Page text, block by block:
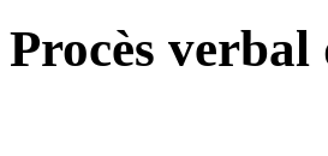
Procès